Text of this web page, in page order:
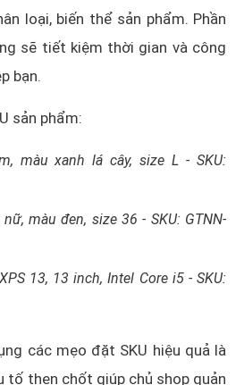
loại, biến thể sản phẩm. Phần
sẽ tiết kiệm thời gian và công
bạn.
sản phẩm:
màu xanh lá cây, size L - SKU:
màu đen, size 36 - SKU: GTNN-
13, 13 inch, Intel Core i5 - SKU:
các mẹo đặt SKU hiệu quả là
tố then chốt giúp chủ shop quản